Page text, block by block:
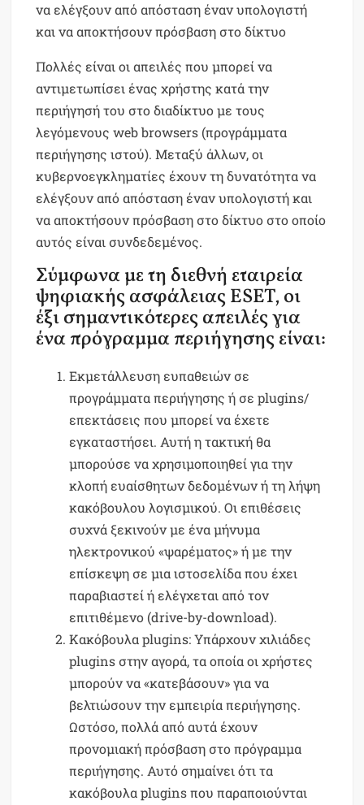
να ελέγξουν από απόσταση έναν υπολογιστή
και να αποκτήσουν πρόσβαση στο δίκτυο
Πολλές είναι οι απειλές που μπορεί να
αντιμετωπίσει ένας χρήστης κατά την
περιήγησή του στο διαδίκτυο με τους
λεγόμενους web browsers (προγράμματα
περιήγησης ιστού). Μεταξύ άλλων, οι
κυβερνοεγκληματίες έχουν τη δυνατότητα να
ελέγξουν από απόσταση έναν υπολογιστή και
να αποκτήσουν πρόσβαση στο δίκτυο στο οποίο
αυτός είναι συνδεδεμένος.
Σύμφωνα με τη διεθνή εταιρεία
ψηφιακής ασφάλειας ESET, οι
έξι σημαντικότερες απειλές για
ένα πρόγραμμα περιήγησης είναι:
Εκμετάλλευση ευπαθειών σε
προγράμματα περιήγησης ή σε plugins/
επεκτάσεις που μπορεί να έχετε
εγκαταστήσει. Αυτή η τακτική θα
μπορούσε να χρησιμοποιηθεί για την
κλοπή ευαίσθητων δεδομένων ή τη λήψη
κακόβουλου λογισμικού. Οι επιθέσεις
συχνά ξεκινούν με ένα μήνυμα
ηλεκτρονικού «ψαρέματος» ή με την
επίσκεψη σε μια ιστοσελίδα που έχει
παραβιαστεί ή ελέγχεται από τον
επιτιθέμενο (drive-by-download).
Κακόβουλα plugins: Υπάρχουν χιλιάδες
plugins στην αγορά, τα οποία οι χρήστες
μπορούν να «κατεβάσουν» για να
βελτιώσουν την εμπειρία περιήγησης.
Ωστόσο, πολλά από αυτά έχουν
προνομιακή πρόσβαση στο πρόγραμμα
περιήγησης. Αυτό σημαίνει ότι τα
κακόβουλα plugins που παραποιούνται